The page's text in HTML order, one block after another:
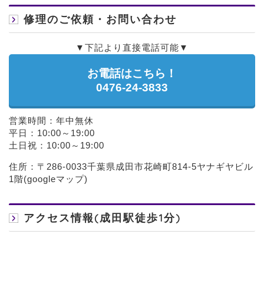
修理のご依頼・お問い合わせ
▼下記より直接電話可能▼
お電話はこちら！
0476-24-3833
営業時間：年中無休
平日：10:00～19:00
土日祝：10:00～19:00
住所：〒286-0033千葉県成田市花崎町814-5ヤナギヤビル
1階(googleマップ)
アクセス情報(成田駅徒歩1分)